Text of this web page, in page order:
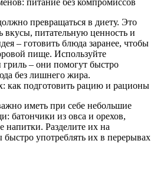
превращаться в диету. Это
вкусы, питательную ценность и
– готовить блюда заранее, чтобы
пище. Используйте
гриль – они помогут быстро
без лишнего жира.
как подготовить рацию и рационы
иметь при себе небольшие
батончики из овса и орехов,
напитки. Разделите их на
употреблять их в перерывах